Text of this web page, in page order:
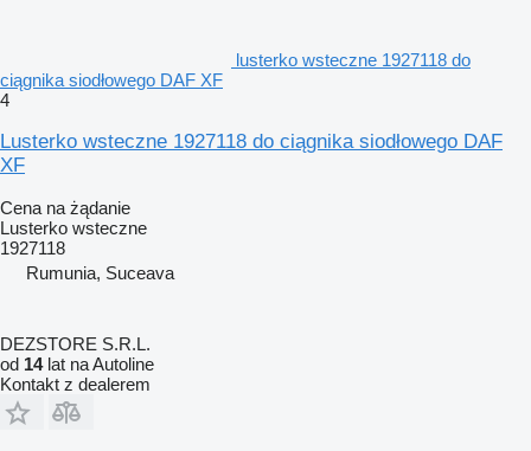
lusterko wsteczne 1927118 do
ciągnika siodłowego DAF XF
4
Lusterko wsteczne 1927118 do ciągnika siodłowego DAF
XF
Cena na żądanie
Lusterko wsteczne
1927118
Rumunia, Suceava
DEZSTORE S.R.L.
od 14lat na Autoline
Kontakt z dealerem